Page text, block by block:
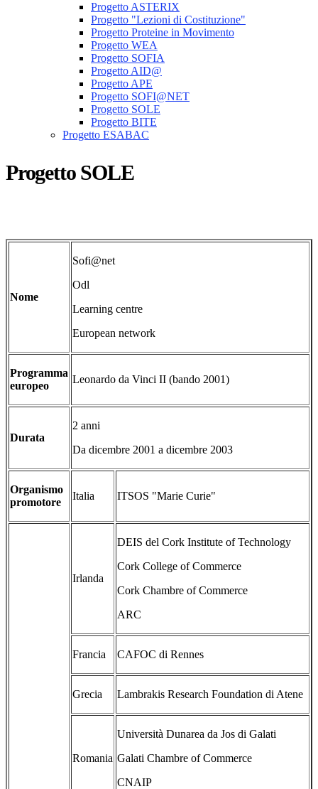
Progetto ASTERIX
Progetto "Lezioni di Costituzione"
Progetto Proteine in Movimento
Progetto WEA
Progetto SOFIA
Progetto AID@
Progetto APE
Progetto SOFI@NET
Progetto SOLE
Progetto BITE
Progetto ESABAC
Progetto SOLE
Nome
Sofi@net
Odl
Learning centre
European network
Programma
europeo
Leonardo da Vinci II (bando 2001)
Durata
2 anni
Da dicembre 2001 a dicembre 2003
Organismo
promotore
Italia ITSOS "Marie Curie"
Irlanda
DEIS del Cork Institute of Technology
Cork College of Commerce
Cork Chambre of Commerce
ARC
Francia CAFOC di Rennes
Grecia Lambrakis Research Foundation di Atene
Romania
Università Dunarea da Jos di Galati
Galati Chambre of Commerce
CNAIP